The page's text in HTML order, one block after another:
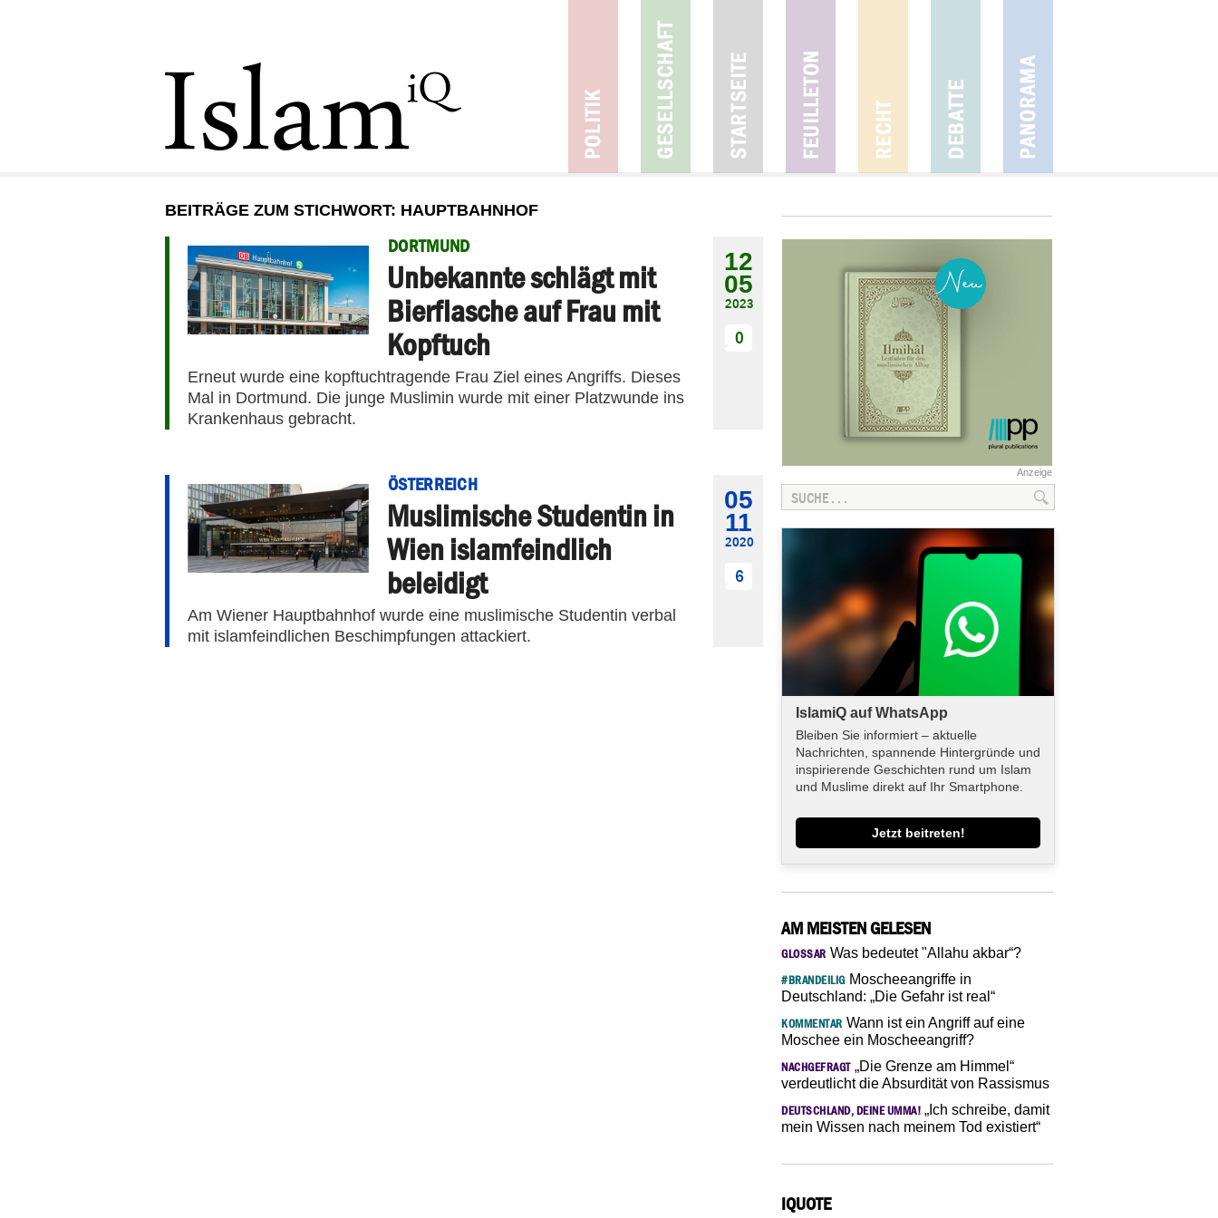
BEITRÄGE ZUM STICHWORT: HAUPTBAHNHOF
DORTMUND
Unbekannte schlägt mit
Bierflasche auf Frau mit
Kopftuch
Erneut wurde eine kopftuchtragende Frau Ziel eines Angriffs. Dieses
Mal in Dortmund. Die junge Muslimin wurde mit einer Platzwunde ins
Krankenhaus gebracht.
12
05
2023
0
ÖSTERREICH
Muslimische Studentin in
Wien islamfeindlich
beleidigt
Am Wiener Hauptbahnhof wurde eine muslimische Studentin verbal
mit islamfeindlichen Beschimpfungen attackiert.
05
11
2020
6
Anzeige
IslamiQ auf WhatsApp
Bleiben Sie informiert – aktuelle
Nachrichten, spannende Hintergründe und
inspirierende Geschichten rund um Islam
und Muslime direkt auf Ihr Smartphone.
Jetzt beitreten!
AM MEISTEN GELESEN
GLOSSAR Was bedeutet "Allahu akbar“?
#BRANDEILIGMoscheeangriffe in
Deutschland: „Die Gefahr ist real“
KOMMENTAR Wann ist ein Angriff auf eine
Moschee ein Moscheeangriff?
NACHGEFRAGT„Die Grenze am Himmel“
verdeutlicht die Absurdität von Rassismus
DEUTSCHLAND, DEINE UMMA! „Ich schreibe, damit
mein Wissen nach meinem Tod existiert“
IQUOTE